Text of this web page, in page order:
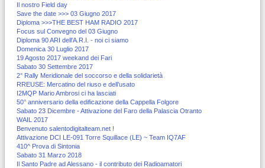
Il nostro Field day
Save the date >>> 03 Giugno 2017
Diploma >>>THE BEST HAM RADIO 2017
Focus sul Convegno del 03 Giugno
Diploma 90 ARI dell'A.R.I. - noi ci siamo
Domenica 30 Luglio 2017
19 Agosto 2017 weekand dei Fari
Sabato 30 Settembre 2017
2° Rally Meridionale del soccorso e della solidarietà
RREUSE: Mercatino del riuso e dell’usato
I2MQP Mario Ambrosi ci ha lasciati
50° anniversario della edificazione della Cappella Folgore
Sabato 23 Dicembre - Attivazione del Faro della Palascia Otranto
WAIL 2017
Benvenuto salentodigitalteam.net !
Attivazione DCI LE-091 Torre Squillace (LE) ~ Team IQ7AF
410^ Prova di Sintonia
Sabato 31 Marzo 2018
Il Santo Padre ad Alessano - il contributo dei Radioamatori